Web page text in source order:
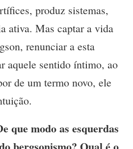
produz sistemas,
ativa. Mas captar a vida
renunciar a esta
aquele sentido íntimo, ao
de um termo novo, ele
que modo as esquerdas